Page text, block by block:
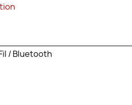
/ Bluetooth